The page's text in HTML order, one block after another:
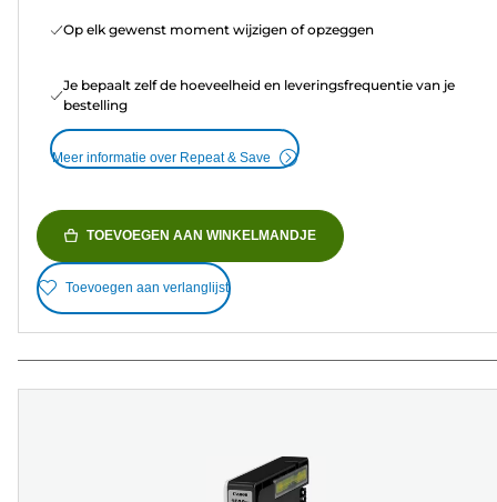
Op elk gewenst moment wijzigen of opzeggen
Je bepaalt zelf de hoeveelheid en leveringsfrequentie van je
bestelling
Meer informatie over Repeat & Save
TOEVOEGEN AAN WINKELMANDJE
Toevoegen aan verlanglijst